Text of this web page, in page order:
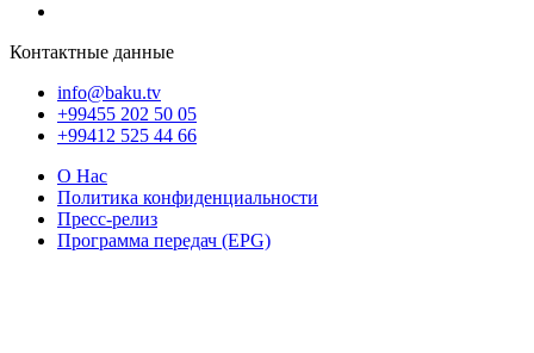
Контактные данные
info@baku.tv
+99455 202 50 05
+99412 525 44 66
О Нас
Политика конфиденциальности
Пресс-релиз
Программа передач (EPG)